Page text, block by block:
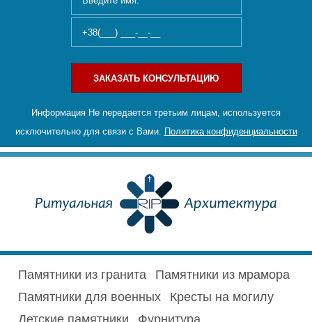
ЗАКАЗАТЬ КОНСУЛЬТАЦИЮ
Информация Не передается третьим лицам, используется
исключительно для связи с Вами. Политика конфиденциальности
Памятники из гранита
Памятники из мрамора
Памятники для военных
Кресты на могилу
Детские памятники
Фурнитура